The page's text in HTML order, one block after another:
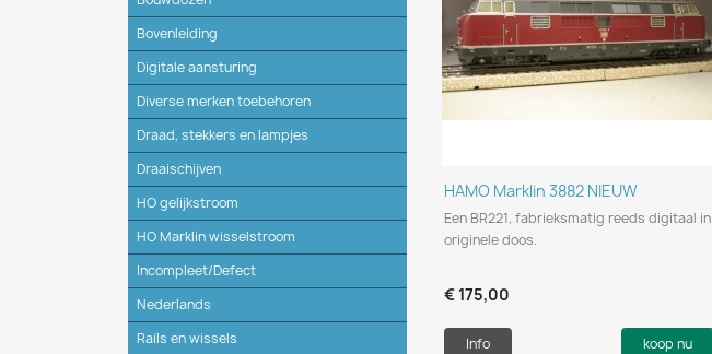
Bovenleiding
Digitale aansturing
Diverse merken toebehoren
Draad, stekkers en lampjes
Draaischijven
HO gelijkstroom
HO Marklin wisselstroom
Incompleet/Defect
Nederlands
Rails en wissels
Snel bekijken
HAMO Marklin 3882 NIEUW
Een BR221, fabrieksmatig reeds digitaal in
originele doos.
€ 175,00
Info koop nu